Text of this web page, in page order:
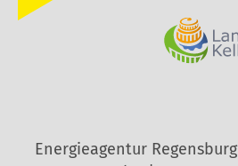
Energieagentur Regensburg